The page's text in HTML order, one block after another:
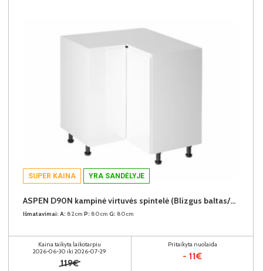
SUPER KAINA YRA SANDĖLYJE
ASPEN D90N kampinė virtuvės spintelė (Blizgus baltas/Baltas)
Išmatavimai: A: 82cm P: 80cm G: 80cm
Kaina taikyta laikotarpiu
2026-06-30 iki 2026-07-29
119€
Pritaikyta nuolaida
- 11€